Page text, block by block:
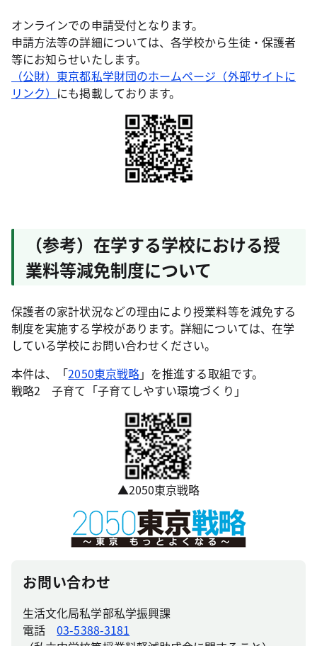
オンラインでの申請受付となります。
申請方法等の詳細については、各学校から生徒・保護者
等にお知らせいたします。
（公財）東京都私学財団のホームページ（外部サイトに
リンク） にも掲載しております。
（参考）在学する学校における授
業料等減免制度について
保護者の家計状況などの理由により授業料等を減免する
制度を実施する学校があります。詳細については、在学
している学校にお問い合わせください。
本件は、「2050東京戦略」を推進する取組です。
戦略2 子育て「子育てしやすい環境づくり」
▲2050東京戦略
お問い合わせ
生活文化局私学部私学振興課
電話03-5388-3181